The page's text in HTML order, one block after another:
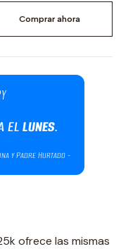
Comprar ahora
ofrece las mismas